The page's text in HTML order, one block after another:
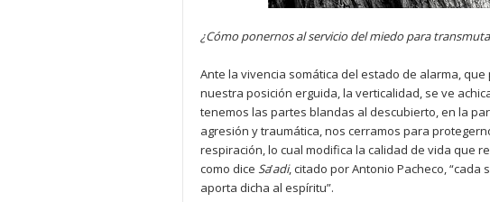
¿Cómo ponernos al servicio del miedo para
Ante la vivencia somática del estado de alarma,
nuestra posición erguida, la verticalidad, se ve
tenemos las partes blandas al descubierto, en la
agresión y traumática, nos cerramos para
respiración, lo cual modifica la calidad de vida que
como dice Sa’adi, citado por Antonio Pacheco,
aporta dicha al espíritu”.